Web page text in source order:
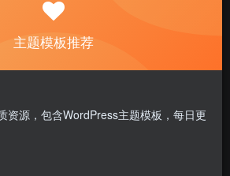
站长的
容资
主题
WordPress主题–Bricks
主题模板推荐
资源，包含WordPress主题模板，每日更